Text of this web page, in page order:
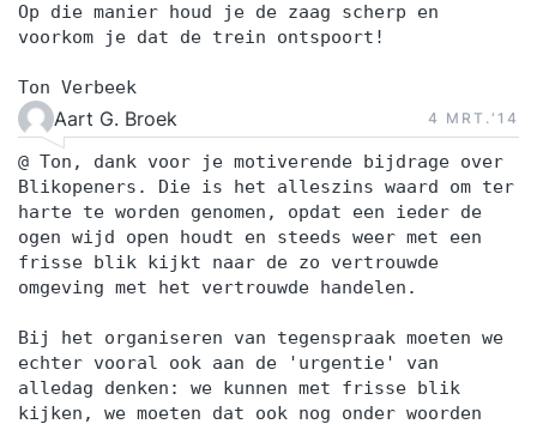
Op die manier houd je de zaag scherp en
voorkom je dat de trein ontspoort!
Ton Verbeek
Aart G. Broek 4 MRT.‘14
@ Ton, dank voor je motiverende bijdrage over
Blikopeners. Die is het alleszins waard om ter
harte te worden genomen, opdat een ieder de
ogen wijd open houdt en steeds weer met een
frisse blik kijkt naar de zo vertrouwde
omgeving met het vertrouwde handelen.
Bij het organiseren van tegenspraak moeten we
echter vooral ook aan de 'urgentie' van
alledag denken: we kunnen met frisse blik
kijken, we moeten dat ook nog onder woorden